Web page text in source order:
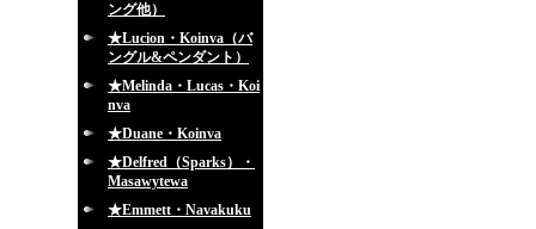
ング他）
★Lucion・Koinva（バ
ングル&ペンダント）
★Melinda・Lucas・Koi
nva
★Duane・Koinva
★Delfred（Sparks）・
Masawytewa
★Emmett・Navakuku